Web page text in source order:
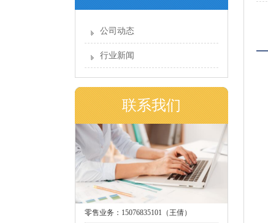
公司动态
行业新闻
联系我们
零售业务：15076835101（王倩）